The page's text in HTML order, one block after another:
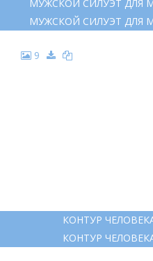
МУЖСКОЙ СИЛУЭТ ДЛЯ
МУЖСКОЙ СИЛУЭТ ДЛЯ
9
КОНТУР
КОНТУР